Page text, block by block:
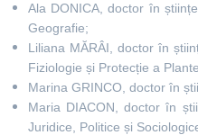
Ala DONICA, doctor în
Geografie;
Liliana MĂRÂI, doctor în
Fiziologie și Protecție a
Marina GRINCO, doctor în
Maria DIACON, doctor în
Juridice, Politice și